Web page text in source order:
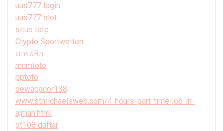
uus777 login
uus777 slot
situs toto
Crypto Sportwetten
เบทฟลิก
mcmtoto
pptoto
dewagacor138
www.stmichaelsweb.com/4-hours-part-time-job-in-
ajman.html
gt108 daftar